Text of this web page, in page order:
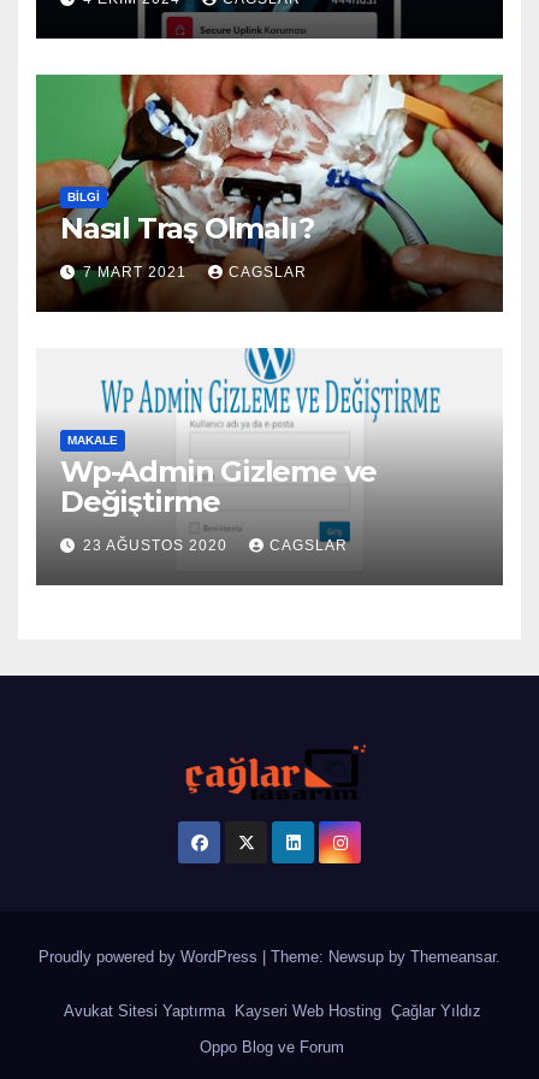
BILGI
Nasıl Traş Olmalı?
7 MART 2021 CAGSLAR
MAKALE
Wp-Admin Gizleme ve
Değiştirme
23 AĞUSTOS 2020 CAGSLAR
Proudly powered by WordPress Theme: Newsup by Themeansar.
Avukat Sitesi Yaptırma Kayseri Web Hosting Çağlar Yıldız
Oppo Blog ve Forum